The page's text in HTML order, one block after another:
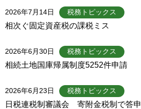
2026年7月14日 税務トピックス
相次ぐ固定資産税の課税ミス
2026年6月30日 税務トピックス
相続土地国庫帰属制度5252件申請
2026年6月23日 税務トピックス
日税連税制審議会 寄附金税制で答申